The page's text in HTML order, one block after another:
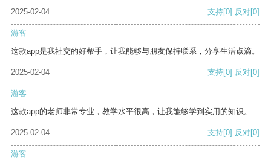
2025-02-04
支持[0] 反对[0]
游客
这款app是我社交的好帮手，让我能够与朋友保持联系，分享生活点滴。
2025-02-04 支持[0] 反对[0]
游客
这款app的老师非常专业，教学水平很高，让我能够学到实用的知识。
2025-02-04 支持[0] 反对[0]
游客